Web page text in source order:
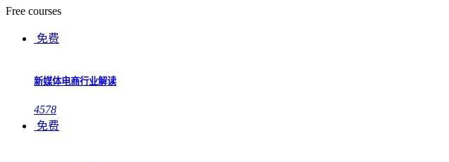
Free courses
免费
新媒体电商行业解读
4578
免费